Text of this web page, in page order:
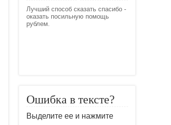
Лучший способ сказать спасибо -
оказать посильную помощь
рублем.
Ошибка в тексте?
Выделите ее и нажмите